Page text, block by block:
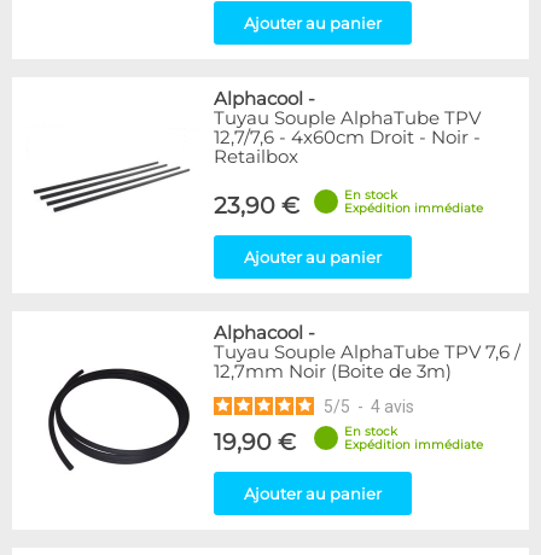
Ajouter au panier
Alphacool -
Tuyau Souple AlphaTube TPV
12,7/7,6 - 4x60cm Droit - Noir -
Retailbox
23,90 €
En stock
Expédition immédiate
Ajouter au panier
Alphacool -
Tuyau Souple AlphaTube TPV 7,6 /
12,7mm Noir (Boite de 3m)
5/5 - 4 avis
19,90 €
En stock
Expédition immédiate
Ajouter au panier